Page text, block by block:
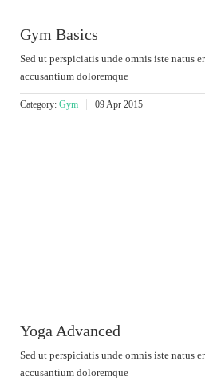
Gym Basics
Sed ut perspiciatis unde omnis iste natus
accusantium doloremque
Category: Gym 09 Apr 2015
Yoga Advanced
Sed ut perspiciatis unde omnis iste natus
accusantium doloremque